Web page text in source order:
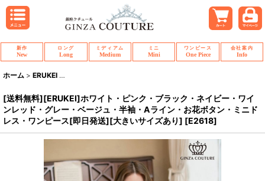
新作
New
ロング
Long
ミディアム
Medium
ミニ
Mini
ワンピース
One Piece
会社案内
Info
ホーム > ERUKEI >
[送料無料][ERUKEI]ホワイト・ピンク・ブラック・ネイビー・ワイ
ンレッド・グレー・ベージュ・半袖・Aライン・お花ボタン・ミニド
レス・ワンピース[即日発送][大きいサイズあり] [E2618]